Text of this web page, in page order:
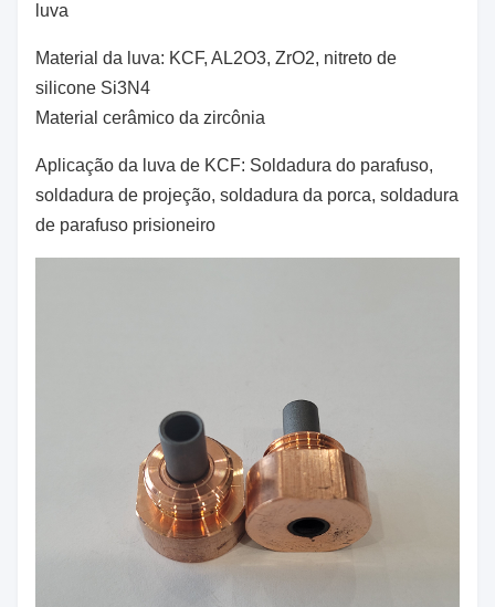
luva
Material da luva: KCF, AL2O3, ZrO2, nitreto de
silicone Si3N4
Material cerâmico da zircônia
Aplicação da luva de KCF: Soldadura do parafuso,
soldadura de projeção, soldadura da porca, soldadura
de parafuso prisioneiro